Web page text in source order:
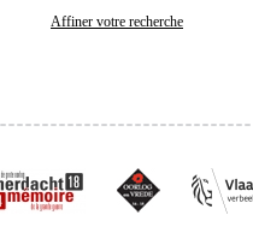
Affiner votre recherche